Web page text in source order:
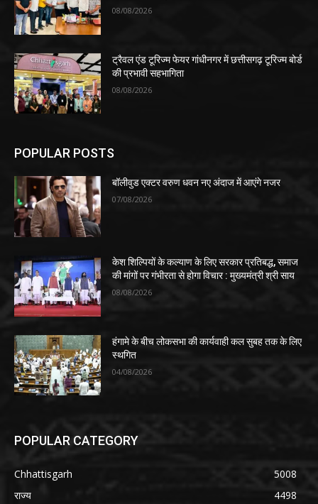
08/08/2026
ट्रैवल एंड टूरिज्म फेयर गांधीनगर में छत्तीसगढ़ टूरिज्म बोर्ड
की प्रभावी सहभागिता
08/08/2026
POPULAR POSTS
बॉलीवुड एक्टर वरुण धवन नए अंदाज में आएंगे नजर
07/08/2026
केश शिल्पियों के कल्याण के लिए सरकार प्रतिबद्ध, समाज
की मांगों पर गंभीरता से होगा विचार : मुख्यमंत्री श्री साय
08/08/2026
हंगामे के बीच लोकसभा की कार्यवाही कल सुबह तक के लिए
स्थगित
04/08/2026
POPULAR CATEGORY
Chhattisgarh
5008
राज्य
4498